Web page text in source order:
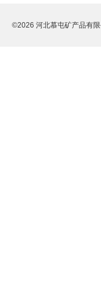
©2026 河北慕屯矿产品有